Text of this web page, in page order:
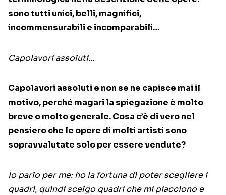
sono tutti unici, belli, magnifici,
incommensurabili e incomparabili…
Capolavori assoluti…
Capolavori assoluti e non se ne capisce mai il
motivo, perché magari la spiegazione è molto
breve o molto generale. Cosa c’è di vero nel
pensiero che le opere di molti artisti sono
sopravvalutate solo per essere vendute?
Io parlo per me: ho la fortuna di poter scegliere i
quadri, quindi scelgo quadri che mi piacciono e